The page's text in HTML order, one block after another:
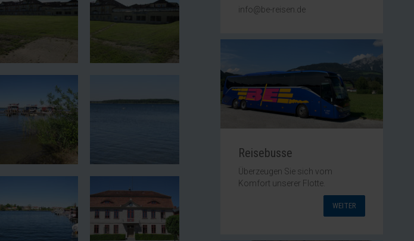
info@be-reisen.de
Reisebusse
Überzeugen Sie sich vom
Komfort unserer Flotte.
WEITER